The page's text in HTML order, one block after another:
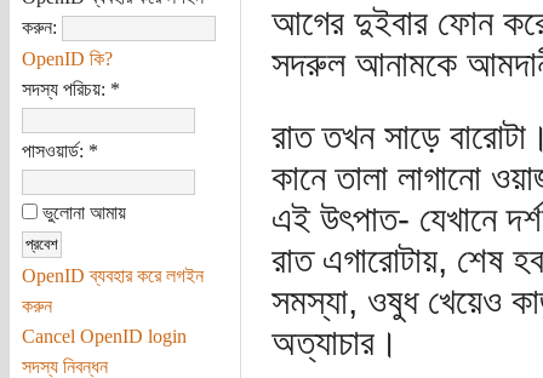
করুন:
OpenID কি?
সদস্য পরিচয়: *
পাসওয়ার্ড: *
ভুলোনা আমায়
OpenID ব্যবহার করে লগইন
করুন
Cancel OpenID login
সদস্য নিবন্ধন
আগের দুইবার ফোন
সদরুল আনামকে
রাত তখন সাড়ে
কানে তালা লাগানো
এই উৎপাত- যেখানে
রাত এগারোটায়, শেষ
সমস্যা, ওষুধ খেয়েও
অত্যাচার।